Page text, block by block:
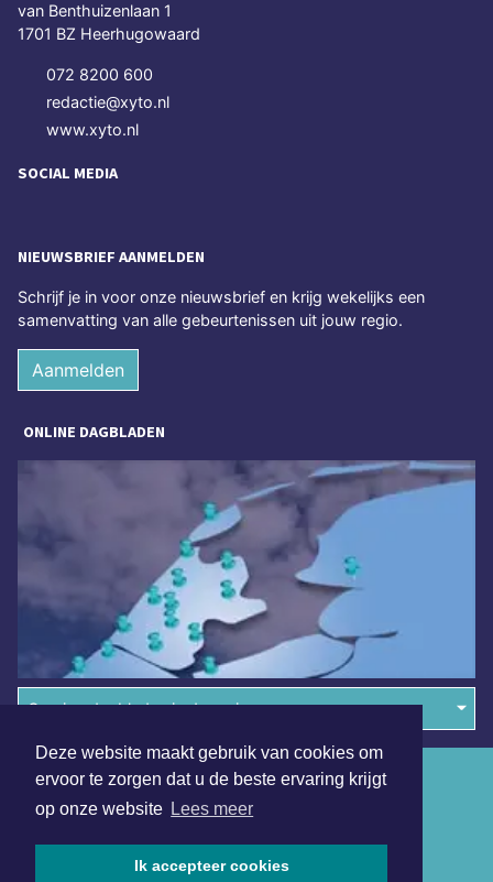
Deze website maakt gebruik van cookies om
ervoor te zorgen dat u de beste ervaring krijgt
op onze website Lees meer
Ik accepteer cookies
van Benthuizenlaan 1
1701 BZ Heerhugowaard
072 8200 600
redactie@xyto.nl
www.xyto.nl
SOCIAL MEDIA
NIEUWSBRIEF AANMELDEN
Schrijf je in voor onze nieuwsbrief en krijg wekelijks een
samenvatting van alle gebeurtenissen uit jouw regio.
Aanmelden
ONLINE DAGBLADEN
Overige dagbladen in de regio
Algemene voorwaarden
Disclaimer